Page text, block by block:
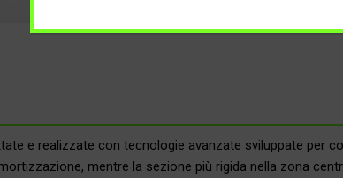
e realizzate con tecnologie avanzate sviluppate per
mentre la sezione più rigida nella zona